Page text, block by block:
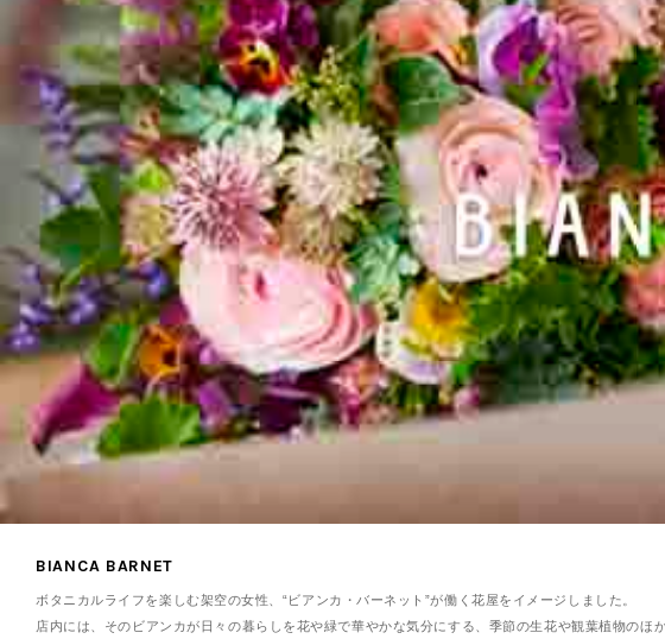
BIANCA BARNET
ボタニカルライフを楽しむ架空の女性、“ビアンカ・バーネット”が働く花屋をイメージしました。
店内には、そのビアンカが日々の暮らしを花や緑で華やかな気分にする、季節の生花や観葉植物の